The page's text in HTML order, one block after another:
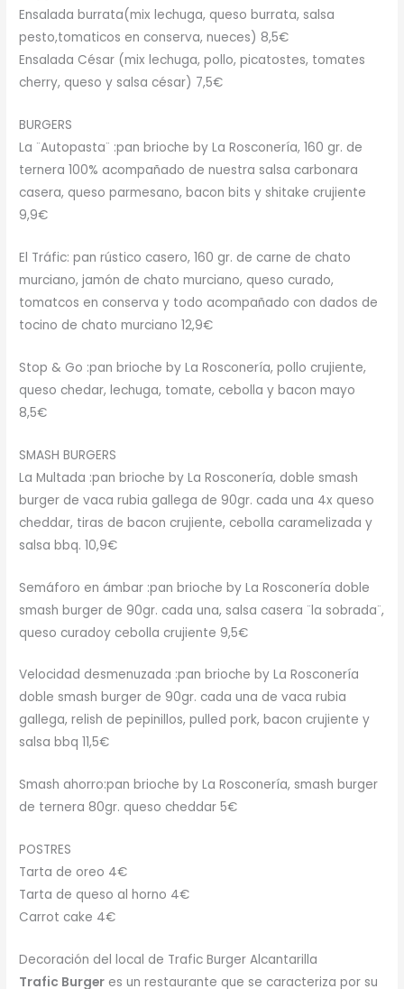
Ensalada burrata(mix lechuga, queso burrata, salsa
pesto,tomaticos en conserva, nueces) 8,5€
Ensalada César (mix lechuga, pollo, picatostes, tomates
cherry, queso y salsa césar) 7,5€
BURGERS
La ¨Autopasta¨ :pan brioche by La Rosconería, 160 gr. de
ternera 100% acompañado de nuestra salsa carbonara
casera, queso parmesano, bacon bits y shitake crujiente
9,9€
El Tráfic: pan rústico casero, 160 gr. de carne de chato
murciano, jamón de chato murciano, queso curado,
tomatcos en conserva y todo acompañado con dados de
tocino de chato murciano 12,9€
Stop & Go :pan brioche by La Rosconería, pollo crujiente,
queso chedar, lechuga, tomate, cebolla y bacon mayo
8,5€
SMASH BURGERS
La Multada :pan brioche by La Rosconería, doble smash
burger de vaca rubia gallega de 90gr. cada una 4x queso
cheddar, tiras de bacon crujiente, cebolla caramelizada y
salsa bbq. 10,9€
Semáforo en ámbar :pan brioche by La Rosconería doble
smash burger de 90gr. cada una, salsa casera ¨la sobrada¨,
queso curadoy cebolla crujiente 9,5€
Velocidad desmenuzada :pan brioche by La Rosconería
doble smash burger de 90gr. cada una de vaca rubia
gallega, relish de pepinillos, pulled pork, bacon crujiente y
salsa bbq 11,5€
Smash ahorro:pan brioche by La Rosconería, smash burger
de ternera 80gr. queso cheddar 5€
POSTRES
Tarta de oreo 4€
Tarta de queso al horno 4€
Carrot cake 4€
Decoración del local de Trafic Burger Alcantarilla
Trafic Burger es un restaurante que se caracteriza por su